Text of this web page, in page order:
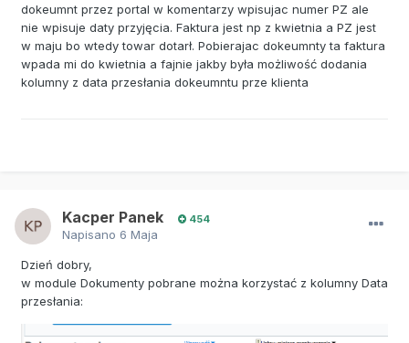
dokeumnt przez portal w komentarzy wpisujac numer PZ ale
nie wpisuje daty przyjęcia. Faktura jest np z kwietnia a PZ jest
w maju bo wtedy towar dotarł. Pobierajac dokeumnty ta faktura
wpada mi do kwietnia a fajnie jakby była możliwość dodania
kolumny z data przesłania dokeumntu prze klienta
Kacper Panek 454
Napisano 6 Maja
Dzień dobry,
w module Dokumenty pobrane można korzystać z kolumny Data
przesłania: